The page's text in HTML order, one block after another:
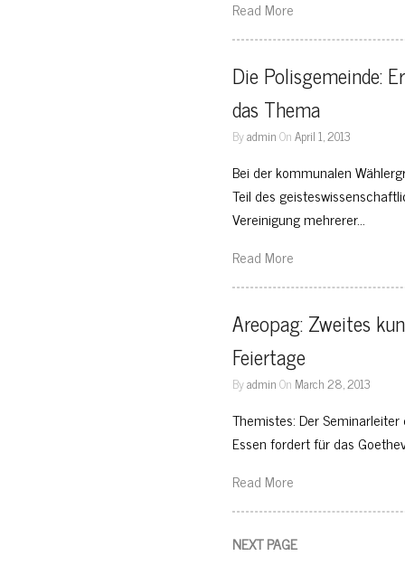
Read More
Die Polisgemeinde:
das Thema
ByadminOnApril 1, 2013
Bei der kommunalen
Teil des
Vereinigung mehrerer…
Read More
Areopag: Zweites
Feiertage
ByadminOn March 28, 2013
Themistes: Der
Essen fordert für das
Read More
NEXT PAGE